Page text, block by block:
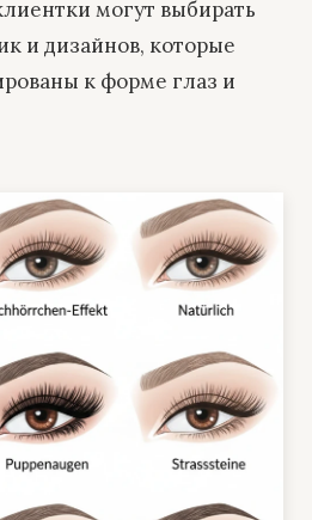
могут выбирать
и дизайнов, которые
к форме глаз и